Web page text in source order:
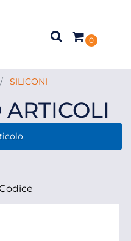
0
SILICONI
ARTICOLI